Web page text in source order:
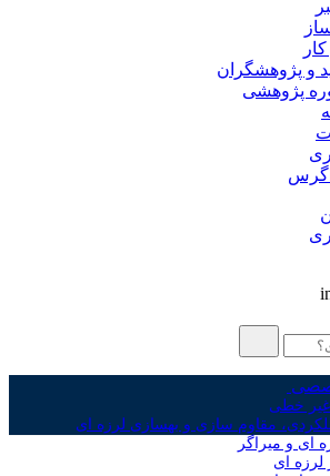
و پژوهشگران
پژوهشی
غیر خطی
مقاوم سازی و بهسازی لرزه ای
ای و میراگر
ای